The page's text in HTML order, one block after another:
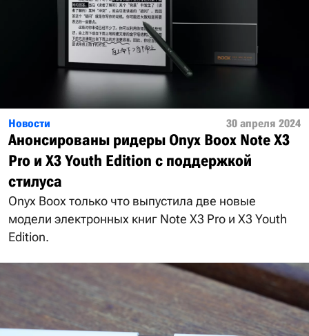
Новости 30 апреля 2024
Анонсированы ридеры Onyx Boox Note X3
Pro и X3 Youth Edition с поддержкой
стилуса
Onyx Boox только что выпустила две новые
модели электронных книг Note X3 Pro и X3 Youth
Edition.